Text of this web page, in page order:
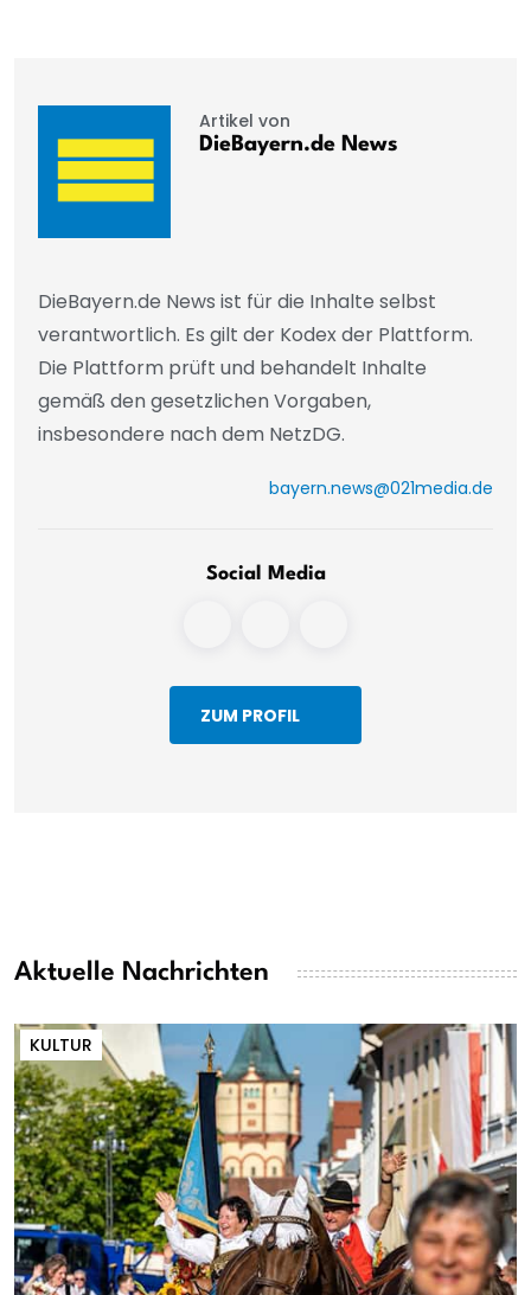
Artikel von
DieBayern.de News
DieBayern.de News ist für die Inhalte selbst
verantwortlich. Es gilt der Kodex der Plattform.
Die Plattform prüft und behandelt Inhalte
gemäß den gesetzlichen Vorgaben,
insbesondere nach dem NetzDG.
bayern.news@021media.de
Social Media
ZUM PROFIL
Aktuelle Nachrichten
KULTUR